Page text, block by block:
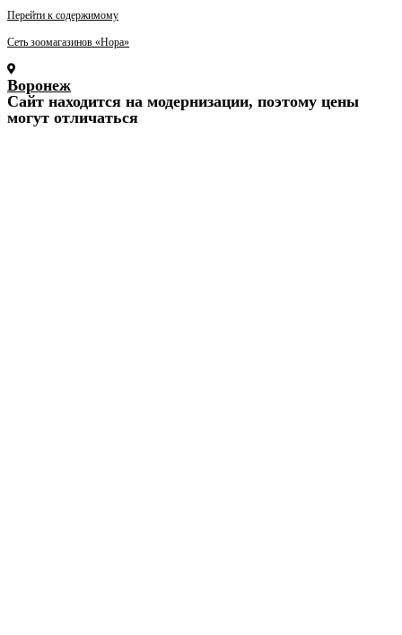
Перейти к содержимому
Сеть зоомагазинов «Нора»
Воронеж
Cайт находится на модернизации, поэтому цены
могут отличаться